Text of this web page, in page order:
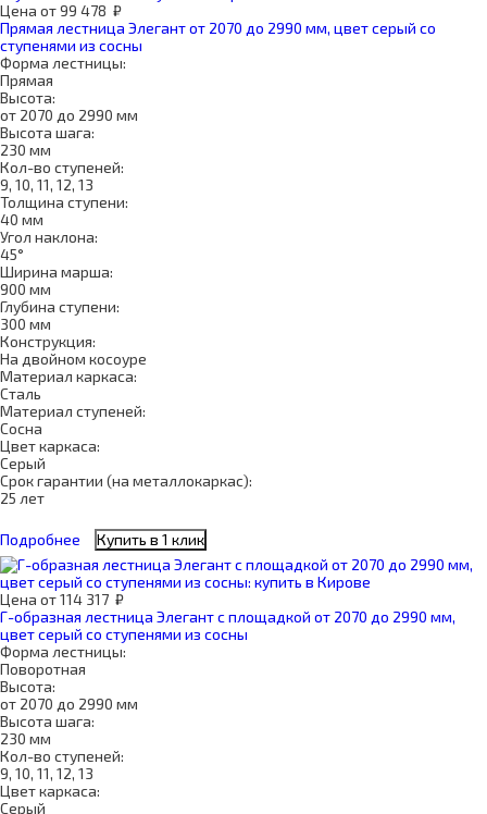
Цена от99 478 ₽
Прямая лестница Элегант от 2070 до 2990 мм, цвет серый со
ступенями из сосны
Форма лестницы:
Прямая
Высота:
от 2070 до 2990 мм
Высота шага:
230 мм
Кол-во ступеней:
9, 10, 11, 12, 13
Толщина ступени:
40 мм
Угол наклона:
45°
Ширина марша:
900 мм
Глубина ступени:
300 мм
Конструкция:
На двойном косоуре
Материал каркаса:
Сталь
Материал ступеней:
Сосна
Цвет каркаса:
Серый
Срок гарантии (на металлокаркас):
25 лет
Подробнее Купить в 1 клик
Цена от114 317 ₽
Г-образная лестница Элегант с площадкой от 2070 до 2990 мм,
цвет серый со ступенями из сосны
Форма лестницы:
Поворотная
Высота:
от 2070 до 2990 мм
Высота шага:
230 мм
Кол-во ступеней:
9, 10, 11, 12, 13
Цвет каркаса:
Серый